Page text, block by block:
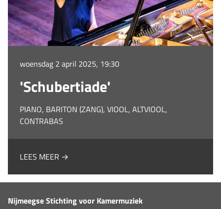
woensdag 2 april 2025, 19:30
'Schubertiade'
PIANO, BARITON (ZANG), VIOOL, ALTVIOOL,
CONTRABAS
LEES MEER →
Nijmeegse Stichting voor Kamermuziek